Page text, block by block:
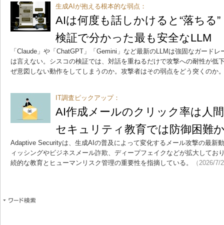
生成AIが抱える根本的な弱点：
AIは何度も話しかけると“落ち
検証で分かった最も安全なLLM
「Claude」や「ChatGPT」「Gemini」など最新のLLMは強固なガード
は言えない。シスコの検証では、対話を重ねるだけで攻撃への耐性が低
ぜ意図しない動作をしてしまうのか。攻撃者はその弱点をどう突くのか
IT調査ピックアップ：
AI作成メールのクリック率は人
セキュリティ教育では防御困難
Adaptive Securityは、生成AIの普及によって変化するメール攻撃の最新
ィッシングやビジネスメール詐欺、ディープフェイクなどが拡大してお
続的な教育とヒューマンリスク管理の重要性を指摘している。
（2026/7/